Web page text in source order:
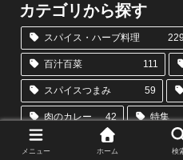
カテゴリから探す
スパイス・ハーブ料理 229
百汁百菜 111
スパイスつまみ 59
肉のカレー 42 特集
メニュー ホーム 検